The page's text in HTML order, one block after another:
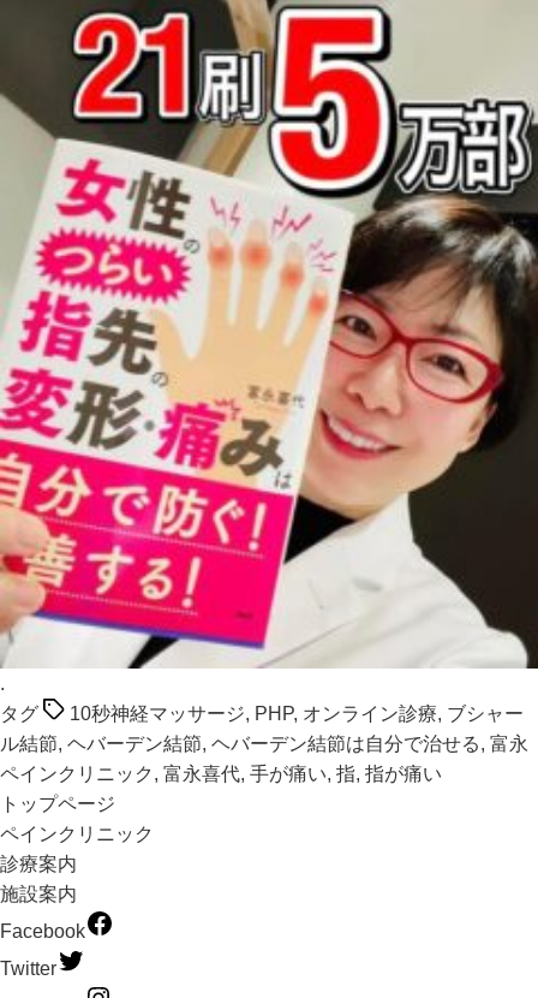
.
タグ
10秒神経マッサージ, PHP, オンライン診療, ブシャー
ル結節, ヘバーデン結節, ヘバーデン結節は自分で治せる, 富永
ペインクリニック , 富永喜代, 手が痛い, 指, 指が痛い
トップページ
ペインクリニック
診療案内
施設案内
Facebook
Twitter